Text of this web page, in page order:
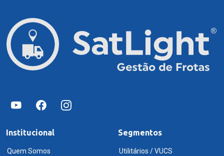
Institucional
Quem Somos
Segmentos
Utilitários / VUCS